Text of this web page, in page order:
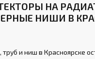
НА
НИШИ В
и ниш в Красноярске